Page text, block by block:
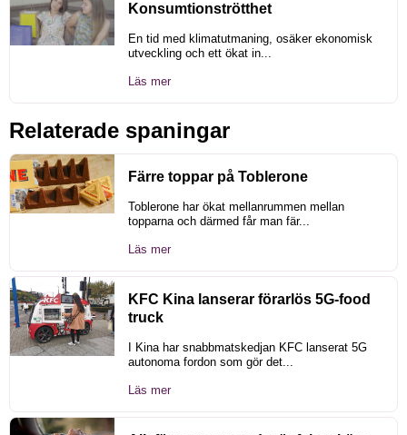
Konsumtionströtthet
En tid med klimatutmaning, osäker ekonomisk
utveckling och ett ökat in...
Läs mer
Relaterade spaningar
Färre toppar på Toblerone
Toblerone har ökat mellanrummen mellan
topparna och därmed får man fär...
Läs mer
KFC Kina lanserar förarlös 5G-food
truck
I Kina har snabbmatskedjan KFC lanserat 5G
autonoma fordon som gör det...
Läs mer